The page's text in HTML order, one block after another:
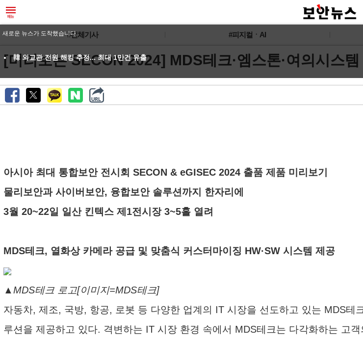
#전체기사 #피지컬ㆍAI
[미리보는 SECON 2024] MDS테크·엠스톤·여의시스템
아시아 최대 통합보안 전시회 SECON & eGISEC 2024 출품 제품 미리보기
물리보안과 사이버보안, 융합보안 솔루션까지 한자리에
3월 20~22일 일산 킨텍스 제1전시장 3~5홀 열려
MDS테크, 열화상 카메라 공급 및 맞춤식 커스터마이징 HW·SW 시스템 제공
▲MDS테크 로고[이미지=MDS테크]
자동차, 제조, 국방, 항공, 로봇 등 다양한 업계의 IT 시장을 선도하고 있는 MDS
루션을 제공하고 있다. 격변하는 IT 시장 환경 속에서 MDS테크는 다각화하는 고
새로운 뉴스가 도착했습니다.
韓 외교관 전원 해킹 추정... 최대 1만건 유출